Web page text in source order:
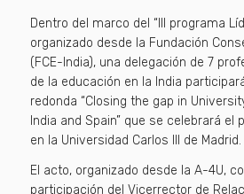
Dentro del marco del “III programa
organizado desde la Fundación
(FCE-India), una delegación de 7
de la educación en la India
redonda “Closing the gap in
India and Spain” que se celebrará
en la Universidad Carlos III de Madrid.
El acto, organizado desde la A-4U,
participación del Vicerrector de